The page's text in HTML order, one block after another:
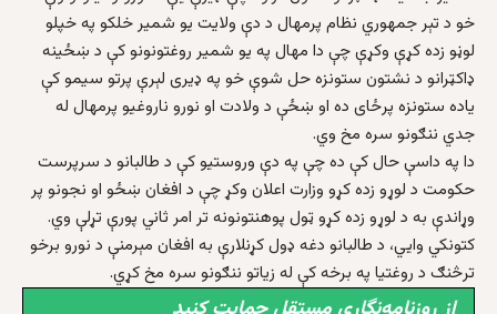
خو د تېر جمهوري نظام پرمهال د دې ولايت يو شمير خلکو په خپلو
لوڼو زده کړې وکړې چې دا مهال په یو شمیر روغتونونو کې د ښځینه
ډاکټرانو د نشتون ستونزه حل شوې خو په ډیری لېرې پرتو سیمو کې
یاده ستونزه پرځای ده او ښځې د ولادت او نورو ناروغیو پرمهال له
جدي ننګونو سره مخ وي.
دا په داسې حال کې ده چې په دې وروستیو کې د طالبانو د سرپرست
حکومت د لوړو زده کړو وزارت اعلان وکړ چې د افغان ښځو او نجونو پر
وړاندې به د لوړو زده کړو ټول پوهنتونونه تر امر ثاني پورې تړلې وي.
کتونکي وايي، د طالبانو دغه ډول کړنلارې به افغان مېرمنې د نورو برخو
ترڅنګ د روغتیا په برخه کې له زیاتو ننګونو سره مخ کړي.